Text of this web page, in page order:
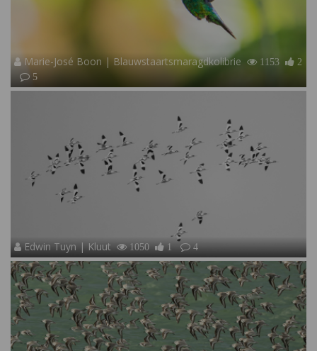
Marie-José Boon | Blauwstaartsmaragdkolibrie 1153
2
5
Edwin Tuyn | Kluut 1050 1 4